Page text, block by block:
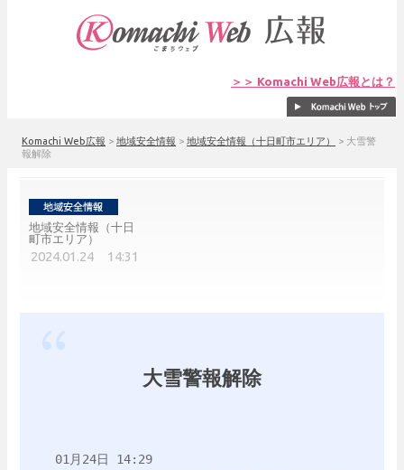
＞＞ Komachi Web広報とは？
Komachi Web広報 > 地域安全情報 > 地域安全情報（十日町市エリア） > 大雪警
報解除
地域安全情報（十日
町市エリア）
2024.01.24 14:31
大雪警報解除
01月24日 14:29